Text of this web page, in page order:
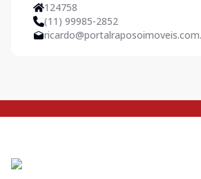
124758
(11) 99985-2852